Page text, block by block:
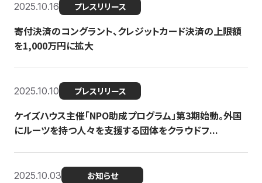
2025.10.16 プレスリリース
寄付決済のコングラント、クレジットカード決済の上限額
を1,000万円に拡大
2025.10.10 プレスリリース
ケイズハウス主催「NPO助成プログラム」第3期始動。外国
にルーツを持つ人々を支援する団体をクラウドフ...
2025.10.03 お知らせ